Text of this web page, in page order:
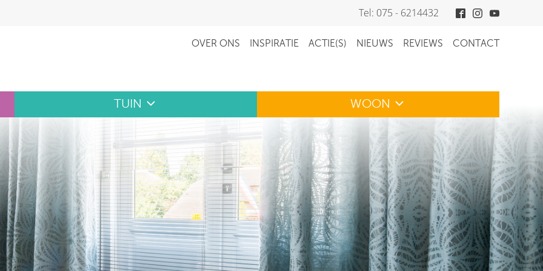
Tel: 075 - 6214432
OVER ONS INSPIRATIE ACTIE(S) NIEUWS REVIEWS CONTACT
TUIN WOON